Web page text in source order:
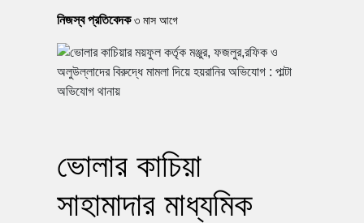
নিজস্ব প্রতিবেদক ৩ মাস আগে
ভোলার কাচিয়া
সাহামাদার মাধ্যমিক